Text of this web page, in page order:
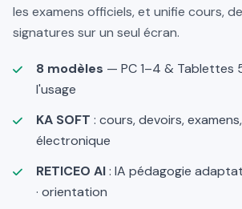
les examens officiels, et unifie cours,
signatures sur un seul écran.
8 modèles — PC 1–4 & Tablettes
l'usage
KA SOFT : cours, devoirs,
électronique
RETICEO AI: IA pédagogie
· orientation